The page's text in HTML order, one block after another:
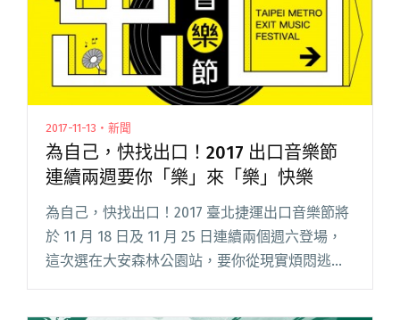
2017-11-13・新聞
為自己，快找出口！2017 出口音樂節
連續兩週要你「樂」來「樂」快樂
為自己，快找出口！2017 臺北捷運出口音樂節將
於 11 月 18 日及 11 月 25 日連續兩個週六登場，
這次選在大安森林公園站，要你從現實煩悶逃
脫，來音樂的世界裡找出口！活動由風和日麗旗